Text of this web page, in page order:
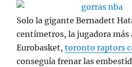
Solo la gigante Bernadett
centímetros, la jugadora más
Eurobasket,toronto raptors
conseguía frenar las